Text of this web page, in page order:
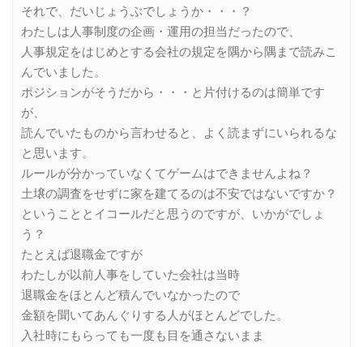
それで、だいじょうぶでしょうか・・・？
わたしは人事制度の企画・運用の担当だったので、
人事規定をはじめとする会社の規定を隅から隅まで読みこ
んでいました。
ポジションがそうだから・・・と片付けるのは簡単です
が、
読んでいたものから言わせると、よく読まずにいられるな
と思います。
ルールが分かっていなくてゲームはできませんよね？
土壌の調査をせずに家を建てるのは不安ではないですか？
ということとイコールだと思うのですが、いかがでしょ
う？
たとえば退職金ですが
わたしが以前人事をしていた会社は当時
退職金をほとんど積んでいなかったので
金額を聞いてあんぐりする人がほとんどでした。
入社時にもらっても一度も目を通さないまま